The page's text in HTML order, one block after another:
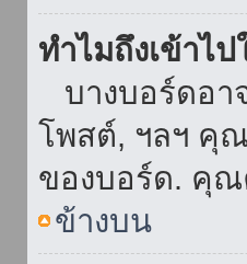
ทำไมถึงเข้าไ
บางบอร์ดอา
โพสต์, ฯลฯ คุ
ของบอร์ด. คุ
ข้างบน